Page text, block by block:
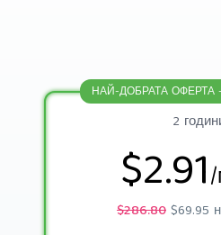
НАЙ-ДОБРАТА ОФЕРТА
2
$2.91
$286.80$69.95